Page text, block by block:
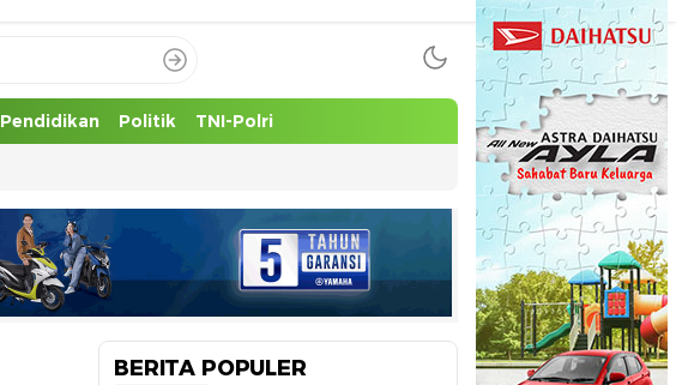
Pendidikan Politik TNI-Polri
BERITA POPULER